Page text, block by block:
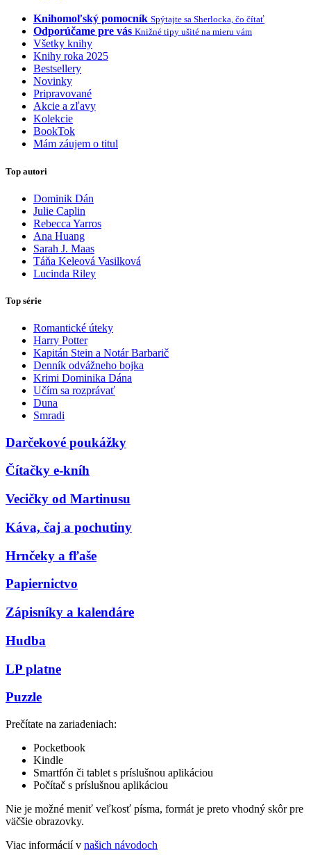
Knihomoľský pomocník Spýtajte sa Sherlocka, čo čítať
Odporúčame pre vás Knižné tipy ušité na mieru vám
Všetky knihy
Knihy roka 2025
Bestsellery
Novinky
Pripravované
Akcie a zľavy
Kolekcie
BookTok
Mám záujem o titul
Top autori
Dominik Dán
Julie Caplin
Rebecca Yarros
Ana Huang
Sarah J. Maas
Táňa Keleová Vasilková
Lucinda Riley
Top série
Romantické úteky
Harry Potter
Kapitán Stein a Notár Barbarič
Denník odvážneho bojka
Krimi Dominika Dána
Učím sa rozprávať
Duna
Smradi
Darčekové poukážky
Čítačky e-kníh
Vecičky od Martinusu
Káva, čaj a pochutiny
Hrnčeky a fľaše
Papiernictvo
Zápisníky a kalendáre
Hudba
LP platne
Puzzle
Prečítate na zariadeniach:
Pocketbook
Kindle
Smartfón či tablet s príslušnou aplikáciou
Počítač s príslušnou aplikáciou
Nie je možné meniť veľkosť písma, formát je preto vhodný skôr pre
väčšie obrazovky.
Viac informácií v našich návodoch